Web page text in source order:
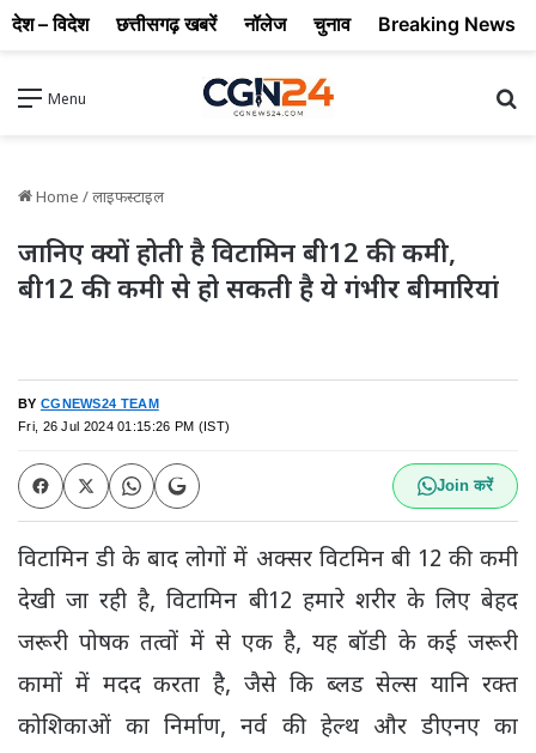
Menu
Home /लाइफस्टाइल
जानिए क्यों होती है विटामिन बी12 की कमी,
बी12 की कमी से हो सकती है ये गंभीर बीमारियां
BY CGNEWS24 TEAM
Fri, 26 Jul 2024 01:15:26 PM (IST)
Join करें
विटामिन डी के बाद लोगों में अक्सर विटमिन बी 12 की कमी
देखी जा रही है, विटामिन बी12 हमारे शरीर के लिए बेहद
जरूरी पोषक तत्वों में से एक है, यह बॉडी के कई जरूरी
कामों में मदद करता है, जैसे कि ब्लड सेल्स यानि रक्त
कोशिकाओं का निर्माण, नर्व की हेल्थ और डीएनए का
देश – विदेश छत्तीसगढ़ खबरें नॉलेज चुनाव Breaking News